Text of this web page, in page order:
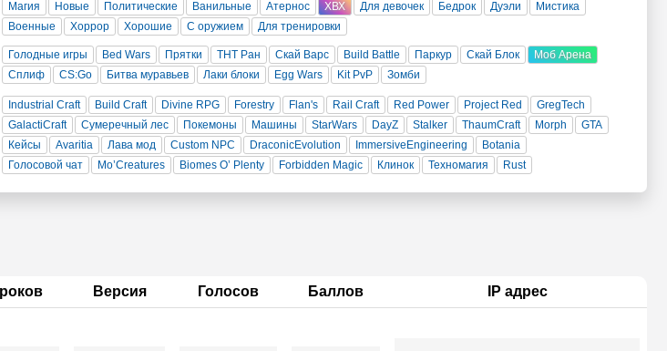
Магия
Новые Политические Ванильные Атернос ХВХ Для девочек Бедрок Дуэли
Мистика
Военные
Хоррор Хорошие С оружием Для тренировки
Голодные игры Bed Wars Прятки ТНТ Ран Скай Варс Build Battle Паркур Скай Блок
Моб Арена
Сплиф
CS:Go Битва муравьев Лаки блоки Egg Wars Kit PvP Зомби
Industrial Craft Build Craft Divine RPG Forestry Flan's Rail Craft Red Power Project Red
GregTech
GalactiCraft
Сумеречный лес Покемоны Машины StarWars DayZ Stalker ThaumCraft Morph
GTA
Кейсы
Avaritia Лава мод Custom NPC DraconicEvolution ImmersiveEngineering
Botania
Голосовой чат
Mo’Creatures Biomes O’ Plenty Forbidden Magic Клинок Техномагия Rust
Версия Голосов Баллов IP адрес